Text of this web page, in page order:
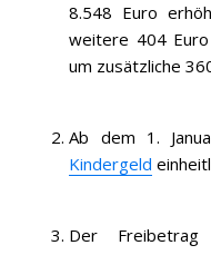
8.548 Euro
weitere 404
um zusätzliche
Ab dem 1.
Kindergeld
Der